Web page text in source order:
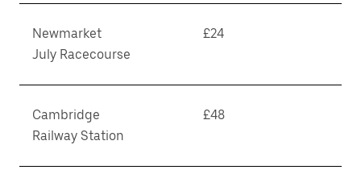
Newmarket
July Racecourse
£24
Cambridge
Railway Station
£48